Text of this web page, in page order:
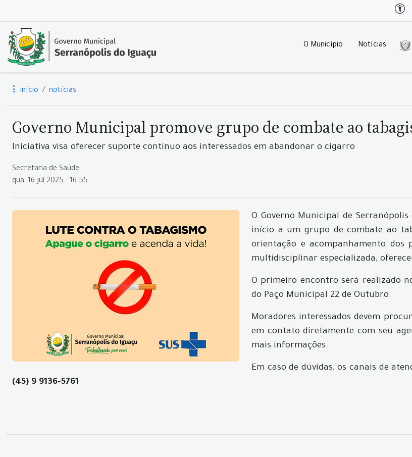
O Município Notícias
início notícias
Governo Municipal promove grupo de combate ao
Iniciativa visa oferecer suporte contínuo aos interessados em abandonar o cigarro
Secretaria de Saúde
qua, 16 jul 2025 - 16:55
O Governo Municipal de
início a um grupo de combate ao
orientação e acompanhamento
multidisciplinar especializada,
O primeiro encontro será realizado
do Paço Municipal 22 de Outubro.
Moradores interessados devem
em contato diretamente com seu
mais informações.
Em caso de dúvidas, os canais de
(45) 9 9136-5761